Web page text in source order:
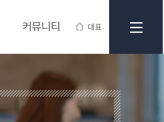
대표
커뮤니티